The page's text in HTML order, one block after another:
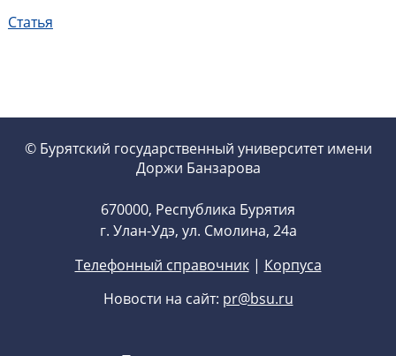
Статья
© Бурятский государственный университет имени
Доржи Банзарова
670000, Республика Бурятия
г. Улан-Удэ, ул. Смолина, 24а
Телефонный справочник| Корпуса
Новости на сайт: pr@bsu.ru